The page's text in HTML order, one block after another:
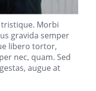
Morbi
gravida semper
libero tortor,
nec, quam. Sed
augue at